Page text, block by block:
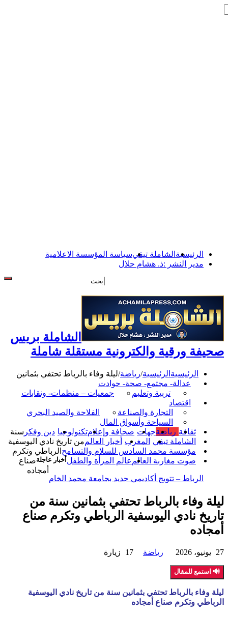
الرئيسية الشاملة تيفيسياسة المؤسسة الاعلامية
مدير النشر :ذ. هشام حلال
الشاملة بريس
صحيفة ورقية والكترونية مستقلة شاملة
الرئيسية
عدالة- مجتمع- صحة- حوادت
تربية وتعليم
جمعيات – منظمات- ونقابات
اقتصاد
التجارة والصناعة
الفلاحة والصيد البحري
السياحة وأسواق المال
ثقافة رياضةجهات صحافة وإعلامتكنولوجيا دين وفكر
الشاملة تيفي
المغرب
أخبار العالم
مؤسسة محمد السادس للسلام والتسامح
صوت مغاربة العالم عالم المرأة والطفل أخبار عاجلة
الرباط – تتويج أكاديمي جديد بجامعة محمد الخامس
الرئيسية/رياضة/ليلة وفاء بالرباط تحتفي بثمانين
سنة
من تاريخ نادي اليوسفية
الرباطي وتكرم
صناع
أمجاده
ليلة وفاء بالرباط تحتفي بثمانين سنة من
تاريخ نادي اليوسفية الرباطي وتكرم صناع
أمجاده
27 يونيو، 2026 رياضة 17 زيارة
🔊 استمع للمقال
ليلة وفاء بالرباط تحتفي بثمانين سنة من تاريخ نادي اليوسفية
الرباطي وتكرم صناع أمجاده